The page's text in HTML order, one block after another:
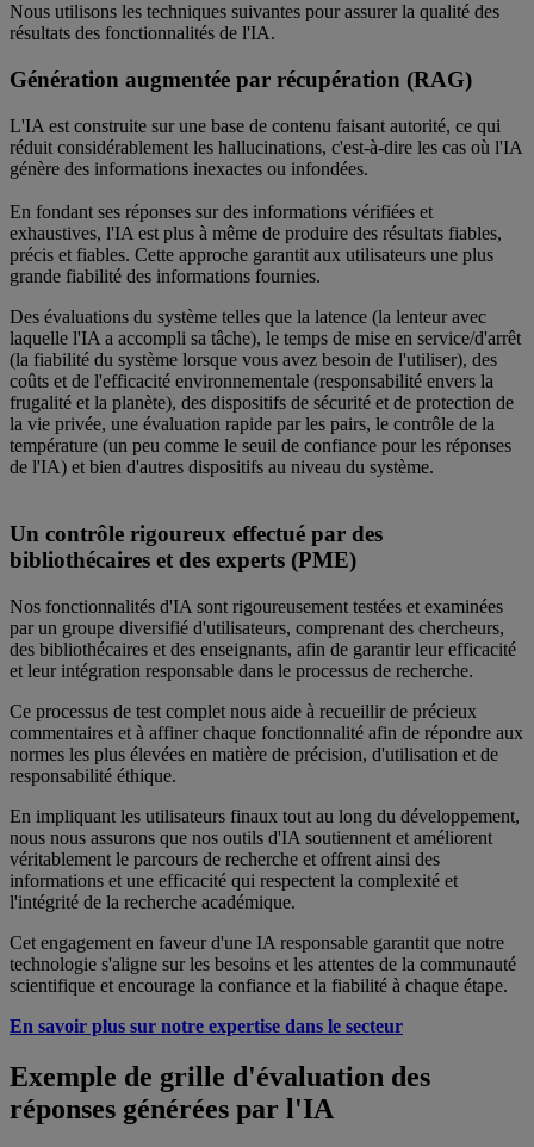
Nous utilisons les techniques suivantes pour assurer la qualité des
résultats des fonctionnalités de l'IA.
Génération augmentée par récupération (RAG)
L'IA est construite sur une base de contenu faisant autorité, ce qui
réduit considérablement les hallucinations, c'est-à-dire les cas où l'IA
génère des informations inexactes ou infondées.
En fondant ses réponses sur des informations vérifiées et
exhaustives, l'IA est plus à même de produire des résultats fiables,
précis et fiables. Cette approche garantit aux utilisateurs une plus
grande fiabilité des informations fournies.
Des évaluations du système telles que la latence (la lenteur avec
laquelle l'IA a accompli sa tâche), le temps de mise en service/d'arrêt
(la fiabilité du système lorsque vous avez besoin de l'utiliser), des
coûts et de l'efficacité environnementale (responsabilité envers la
frugalité et la planète), des dispositifs de sécurité et de protection de
la vie privée, une évaluation rapide par les pairs, le contrôle de la
température (un peu comme le seuil de confiance pour les réponses
de l'IA) et bien d'autres dispositifs au niveau du système.
Un contrôle rigoureux effectué par des
bibliothécaires et des experts (PME)
Nos fonctionnalités d'IA sont rigoureusement testées et examinées
par un groupe diversifié d'utilisateurs, comprenant des chercheurs,
des bibliothécaires et des enseignants, afin de garantir leur efficacité
et leur intégration responsable dans le processus de recherche.
Ce processus de test complet nous aide à recueillir de précieux
commentaires et à affiner chaque fonctionnalité afin de répondre aux
normes les plus élevées en matière de précision, d'utilisation et de
responsabilité éthique.
En impliquant les utilisateurs finaux tout au long du développement,
nous nous assurons que nos outils d'IA soutiennent et améliorent
véritablement le parcours de recherche et offrent ainsi des
informations et une efficacité qui respectent la complexité et
l'intégrité de la recherche académique.
Cet engagement en faveur d'une IA responsable garantit que notre
technologie s'aligne sur les besoins et les attentes de la communauté
scientifique et encourage la confiance et la fiabilité à chaque étape.
En savoir plus sur notre expertise dans le secteur
Exemple de grille d'évaluation des
réponses générées par l'IA